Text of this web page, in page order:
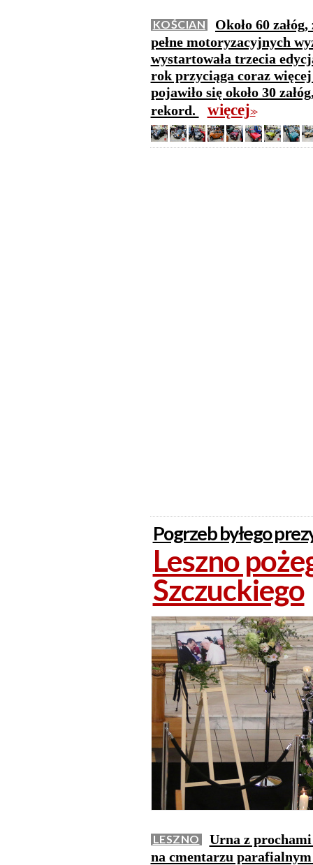
KOŚCIAN
Około 60
pełne motoryzacyjnych
wystartowała trzecia
rok przyciąga coraz
pojawiło się około 30
rekord.
więcej>>
Pogrzeb byłego
Leszno
Szczuckiego
LESZNO
Urna z prochami
na cmentarzu